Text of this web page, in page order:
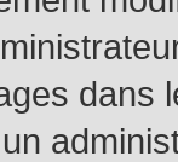
dans